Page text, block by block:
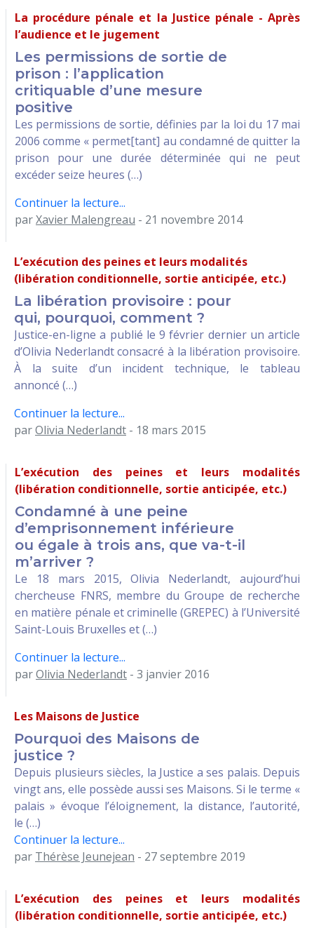
La procédure pénale et la Justice pénale - Après
l’audience et le jugement
Les permissions de sortie de
prison : l’application
critiquable d’une mesure
positive
Les permissions de sortie, définies par la loi du 17 mai
2006 comme « permet[tant] au condamné de quitter la
prison pour une durée déterminée qui ne peut
excéder seize heures (…)
Continuer la lecture...
parXavier Malengreau - 21 novembre 2014
L’exécution des peines et leurs modalités
(libération conditionnelle, sortie anticipée, etc.)
La libération provisoire : pour
qui, pourquoi, comment ?
Justice-en-ligne a publié le 9 février dernier un article
d’Olivia Nederlandt consacré à la libération provisoire.
À la suite d’un incident technique, le tableau
annoncé (…)
Continuer la lecture...
parOlivia Nederlandt - 18 mars 2015
L’exécution des peines et leurs modalités
(libération conditionnelle, sortie anticipée, etc.)
Condamné à une peine
d’emprisonnement inférieure
ou égale à trois ans, que va-t-il
m’arriver ?
Le 18 mars 2015, Olivia Nederlandt, aujourd’hui
chercheuse FNRS, membre du Groupe de recherche
en matière pénale et criminelle (GREPEC) à l’Université
Saint-Louis Bruxelles et (…)
Continuer la lecture...
parOlivia Nederlandt - 3 janvier 2016
Les Maisons de Justice
Pourquoi des Maisons de
justice ?
Depuis plusieurs siècles, la Justice a ses palais. Depuis
vingt ans, elle possède aussi ses Maisons. Si le terme «
palais » évoque l’éloignement, la distance, l’autorité,
le (…)
Continuer la lecture...
par Thérèse Jeunejean - 27 septembre 2019
L’exécution des peines et leurs modalités
(libération conditionnelle, sortie anticipée, etc.)